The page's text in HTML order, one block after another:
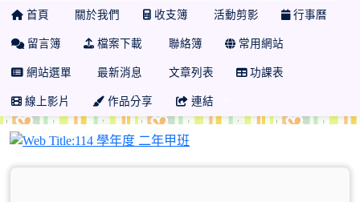
首頁 關於我們 收支簿 活動剪影 行事曆
留言簿 檔案下載 聯絡簿 常用網站
網站選單 最新消息 文章列表 功課表
線上影片 作品分享 連結